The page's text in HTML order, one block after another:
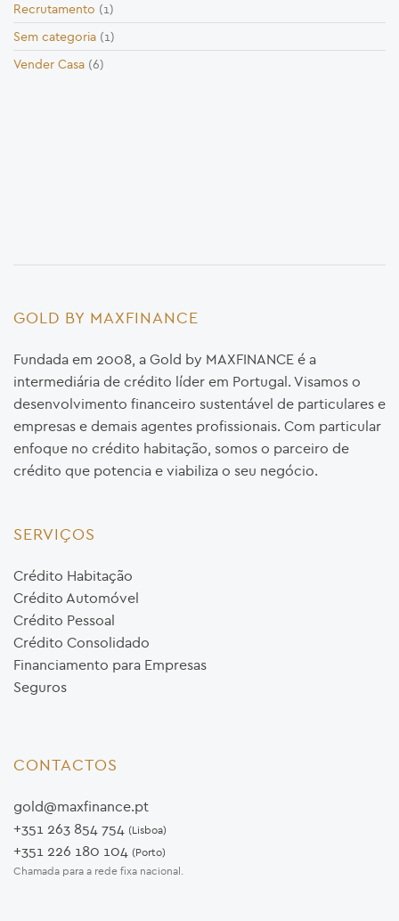
Recrutamento (1)
Sem categoria (1)
Vender Casa (6)
GOLD BY MAXFINANCE
Fundada em 2008, a Gold by MAXFINANCE é a
intermediária de crédito líder em Portugal. Visamos o
desenvolvimento financeiro sustentável de particulares e
empresas e demais agentes profissionais. Com particular
enfoque no crédito habitação, somos o parceiro de
crédito que potencia e viabiliza o seu negócio.
SERVIÇOS
Crédito Habitação
Crédito Automóvel
Crédito Pessoal
Crédito Consolidado
Financiamento para Empresas
Seguros
CONTACTOS
gold@maxfinance.pt
+351 263 854 754 (Lisboa)
+351 226 180 104 (Porto)
Chamada para a rede fixa nacional.